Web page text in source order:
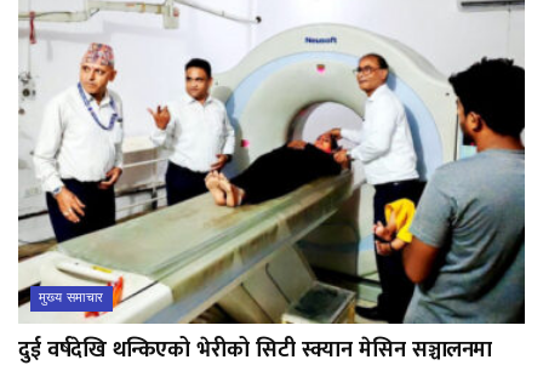
मुख्य समाचार
दुई वर्षदेखि थन्किएको भेरीको सिटी स्क्यान मेसिन सञ्चालनमा